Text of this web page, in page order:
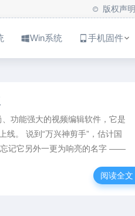
版权声明
Win系统 手机固件
功能强大的视频编辑软件，它是
。 说到“万兴神剪手”，估计国
忘记它另外一更为响亮的名字 ——
阅读全文